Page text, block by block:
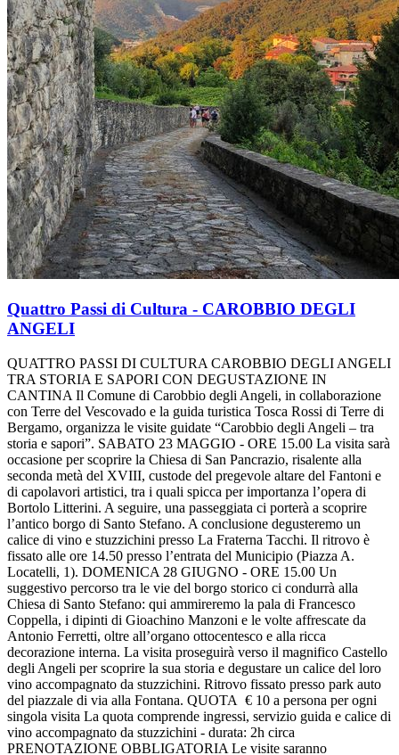
Quattro Passi di Cultura - CAROBBIO DEGLI
ANGELI
QUATTRO PASSI DI CULTURA CAROBBIO DEGLI ANGELI
TRA STORIA E SAPORI CON DEGUSTAZIONE IN
CANTINA Il Comune di Carobbio degli Angeli, in collaborazione
con Terre del Vescovado e la guida turistica Tosca Rossi di Terre di
Bergamo, organizza le visite guidate “Carobbio degli Angeli – tra
storia e sapori”. SABATO 23 MAGGIO - ORE 15.00 La visita sarà
occasione per scoprire la Chiesa di San Pancrazio, risalente alla
seconda metà del XVIII, custode del pregevole altare del Fantoni e
di capolavori artistici, tra i quali spicca per importanza l’opera di
Bortolo Litterini. A seguire, una passeggiata ci porterà a scoprire
l’antico borgo di Santo Stefano. A conclusione degusteremo un
calice di vino e stuzzichini presso La Fraterna Tacchi. Il ritrovo è
fissato alle ore 14.50 presso l’entrata del Municipio (Piazza A.
Locatelli, 1). DOMENICA 28 GIUGNO - ORE 15.00 Un
suggestivo percorso tra le vie del borgo storico ci condurrà alla
Chiesa di Santo Stefano: qui ammireremo la pala di Francesco
Coppella, i dipinti di Gioachino Manzoni e le volte affrescate da
Antonio Ferretti, oltre all’organo ottocentesco e alla ricca
decorazione interna. La visita proseguirà verso il magnifico Castello
degli Angeli per scoprire la sua storia e degustare un calice del loro
vino accompagnato da stuzzichini. Ritrovo fissato presso park auto
del piazzale di via alla Fontana. QUOTA € 10 a persona per ogni
singola visita La quota comprende ingressi, servizio guida e calice di
vino accompagnato da stuzzichini - durata: 2h circa
PRENOTAZIONE OBBLIGATORIA Le visite saranno